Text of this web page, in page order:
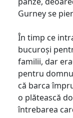
Gurney se
În timp ce
bucuroși
familii, dar
pentru
că barca
o plătească
întrebarea